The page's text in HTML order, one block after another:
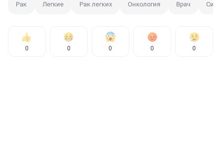
Рак Легкие Рак легких Онкология Врач
0 0 0 0 0